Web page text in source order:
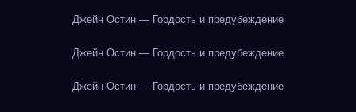
Джейн Остин — Гордость и предубеждение
Джейн Остин — Гордость и предубеждение
Джейн Остин — Гордость и предубеждение